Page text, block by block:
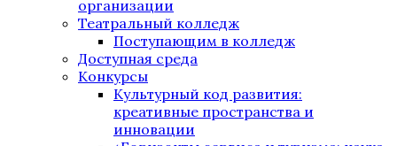
организации
Театральный колледж
Поступающим в колледж
Доступная среда
Конкурсы
Культурный код развития:
креативные пространства и
инновации